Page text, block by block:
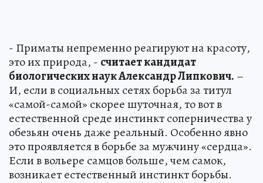
- Приматы непременно реагируют на красоту,
это их природа, - считает кандидат
биологических наук Александр Липкович. –
И, если в социальных сетях борьба за титул
«самой-самой» скорее шуточная, то вот в
естественной среде инстинкт соперничества у
обезьян очень даже реальный. Особенно явно
это проявляется в борьбе за мужчину «сердца».
Если в вольере самцов больше, чем самок,
возникает естественный инстинкт борьбы.